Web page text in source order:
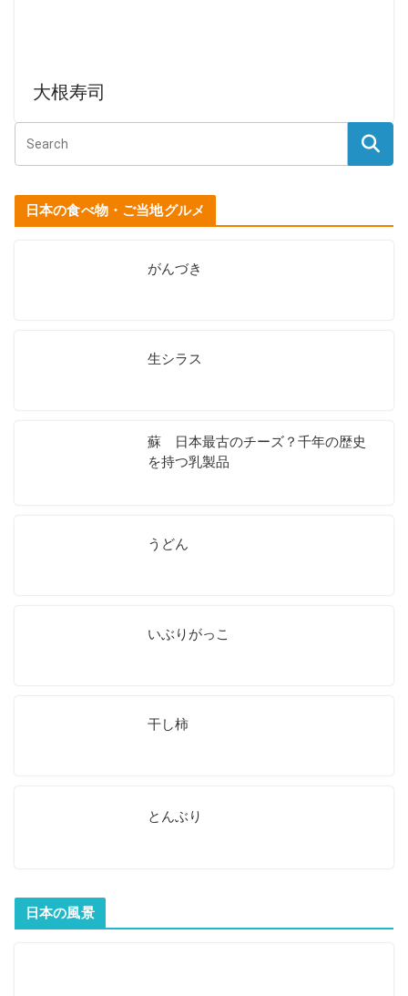
大根寿司
日本の食べ物・ご当地グルメ
がんづき
生シラス
蘇 日本最古のチーズ？千年の歴史
を持つ乳製品
うどん
いぶりがっこ
干し柿
とんぶり
日本の風景